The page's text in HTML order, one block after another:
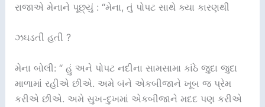
રાજાએ મેનાને પૂછ્યું : “મેના, તું પોપટ સાથે ક્યા કારણથી
ઝઘડતી હતી ?
મેના બોલી: “ હું અને પોપટ નદીના સામસામા કાંઠે જુદા જુદા
માળામાં રહીએ છીએ. અમે બંને એકબીજાને ખૂબ જ પ્રેમ
કરીએ છીએ. અમે સુખ-દુખમાં એકબીજાને મદદ પણ કરીએ